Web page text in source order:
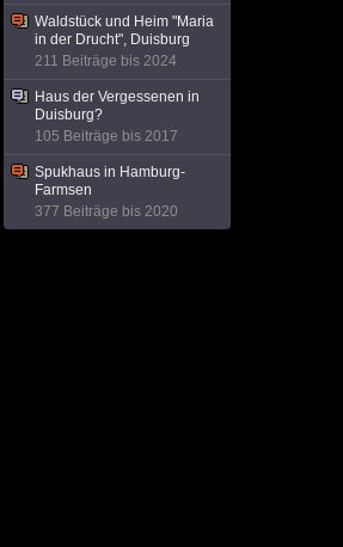
Waldstück und Heim "Maria
in der Drucht", Duisburg
211 Beiträge bis 2024
Haus der Vergessenen in
Duisburg?
105 Beiträge bis 2017
Spukhaus in Hamburg-
Farmsen
377 Beiträge bis 2020